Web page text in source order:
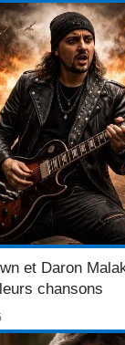
et Daron
chansons